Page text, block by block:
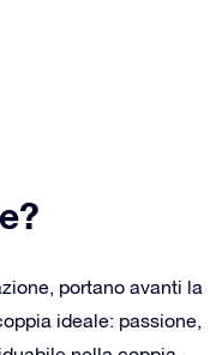
portano avanti la
ideale: passione,